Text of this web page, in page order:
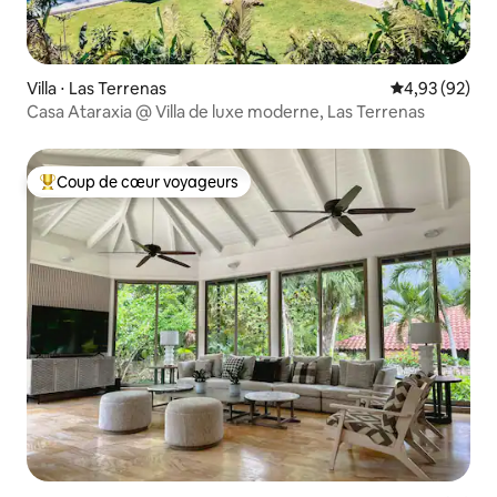
Villa ⋅ Las Terrenas Évaluation
4,93 (92)
Casa Ataraxia @ Villa de luxe moderne, Las Terrenas
Coups de cœur voyageurs les plus appréciés
Coup de cœur voyageurs